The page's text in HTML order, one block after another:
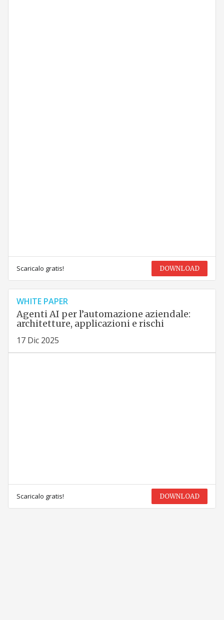
Scaricalo gratis! DOWNLOAD
WHITE PAPER
Agenti AI per l’automazione aziendale:
architetture, applicazioni e rischi
17 Dic 2025
Scaricalo gratis! DOWNLOAD